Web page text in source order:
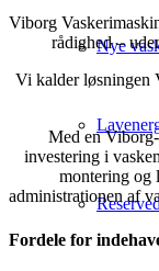
Nye
Viborg
rådighed –
Vi kalder løsningen
Med en
investering i
montering og
administrationen af
Fordele for